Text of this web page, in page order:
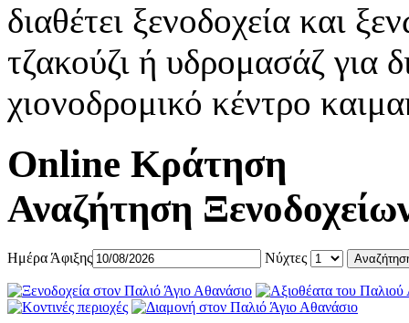
διαθέτει ξενοδοχεία και
τζακούζι ή υδρομασάζ για
χιονοδρομικό κέντρο
Online Κράτηση
Αναζήτηση
Ημέρα Άφιξης Νύχτες